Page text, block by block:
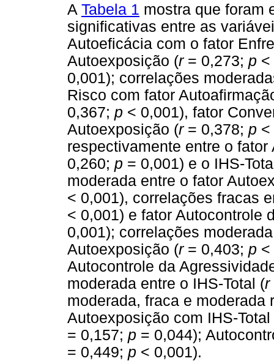
A Tabela 1 mostra que foram
significativas entre as
Autoeficácia com o fator
Autoexposição (r= 0,273; p <
0,001); correlações
Risco com fator
0,367; p < 0,001), fator
Autoexposição (r= 0,378; p <
respectivamente entre o
0,260; p = 0,001) e o IHS-
moderada entre o fator
< 0,001), correlações fracas
< 0,001) e fator Autocontrole
0,001); correlações
Autoexposição (r= 0,403; p <
Autocontrole da
moderada entre o IHS-Total (r
moderada, fraca e moderada
Autoexposição com IHS-Total
= 0,157; p = 0,044);
= 0,449; p < 0,001).